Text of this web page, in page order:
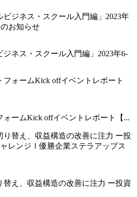
ジネス・スクール入門編」2023年6-
ォームKick offイベントレポート【...
替え、収益構造の改善に注力 ー投資